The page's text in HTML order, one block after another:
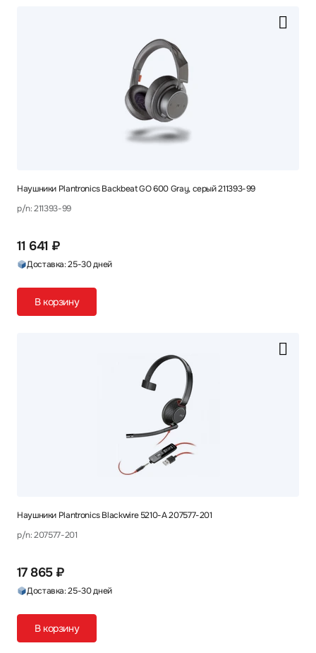
Наушники Plantronics Backbeat GO 600 Gray, серый 211393-99
p/n: 211393-99
11 641 ₽
Доставка: 25-30 дней
В корзину
Наушники Plantronics Blackwire 5210-A 207577-201
p/n: 207577-201
17 865 ₽
Доставка: 25-30 дней
В корзину